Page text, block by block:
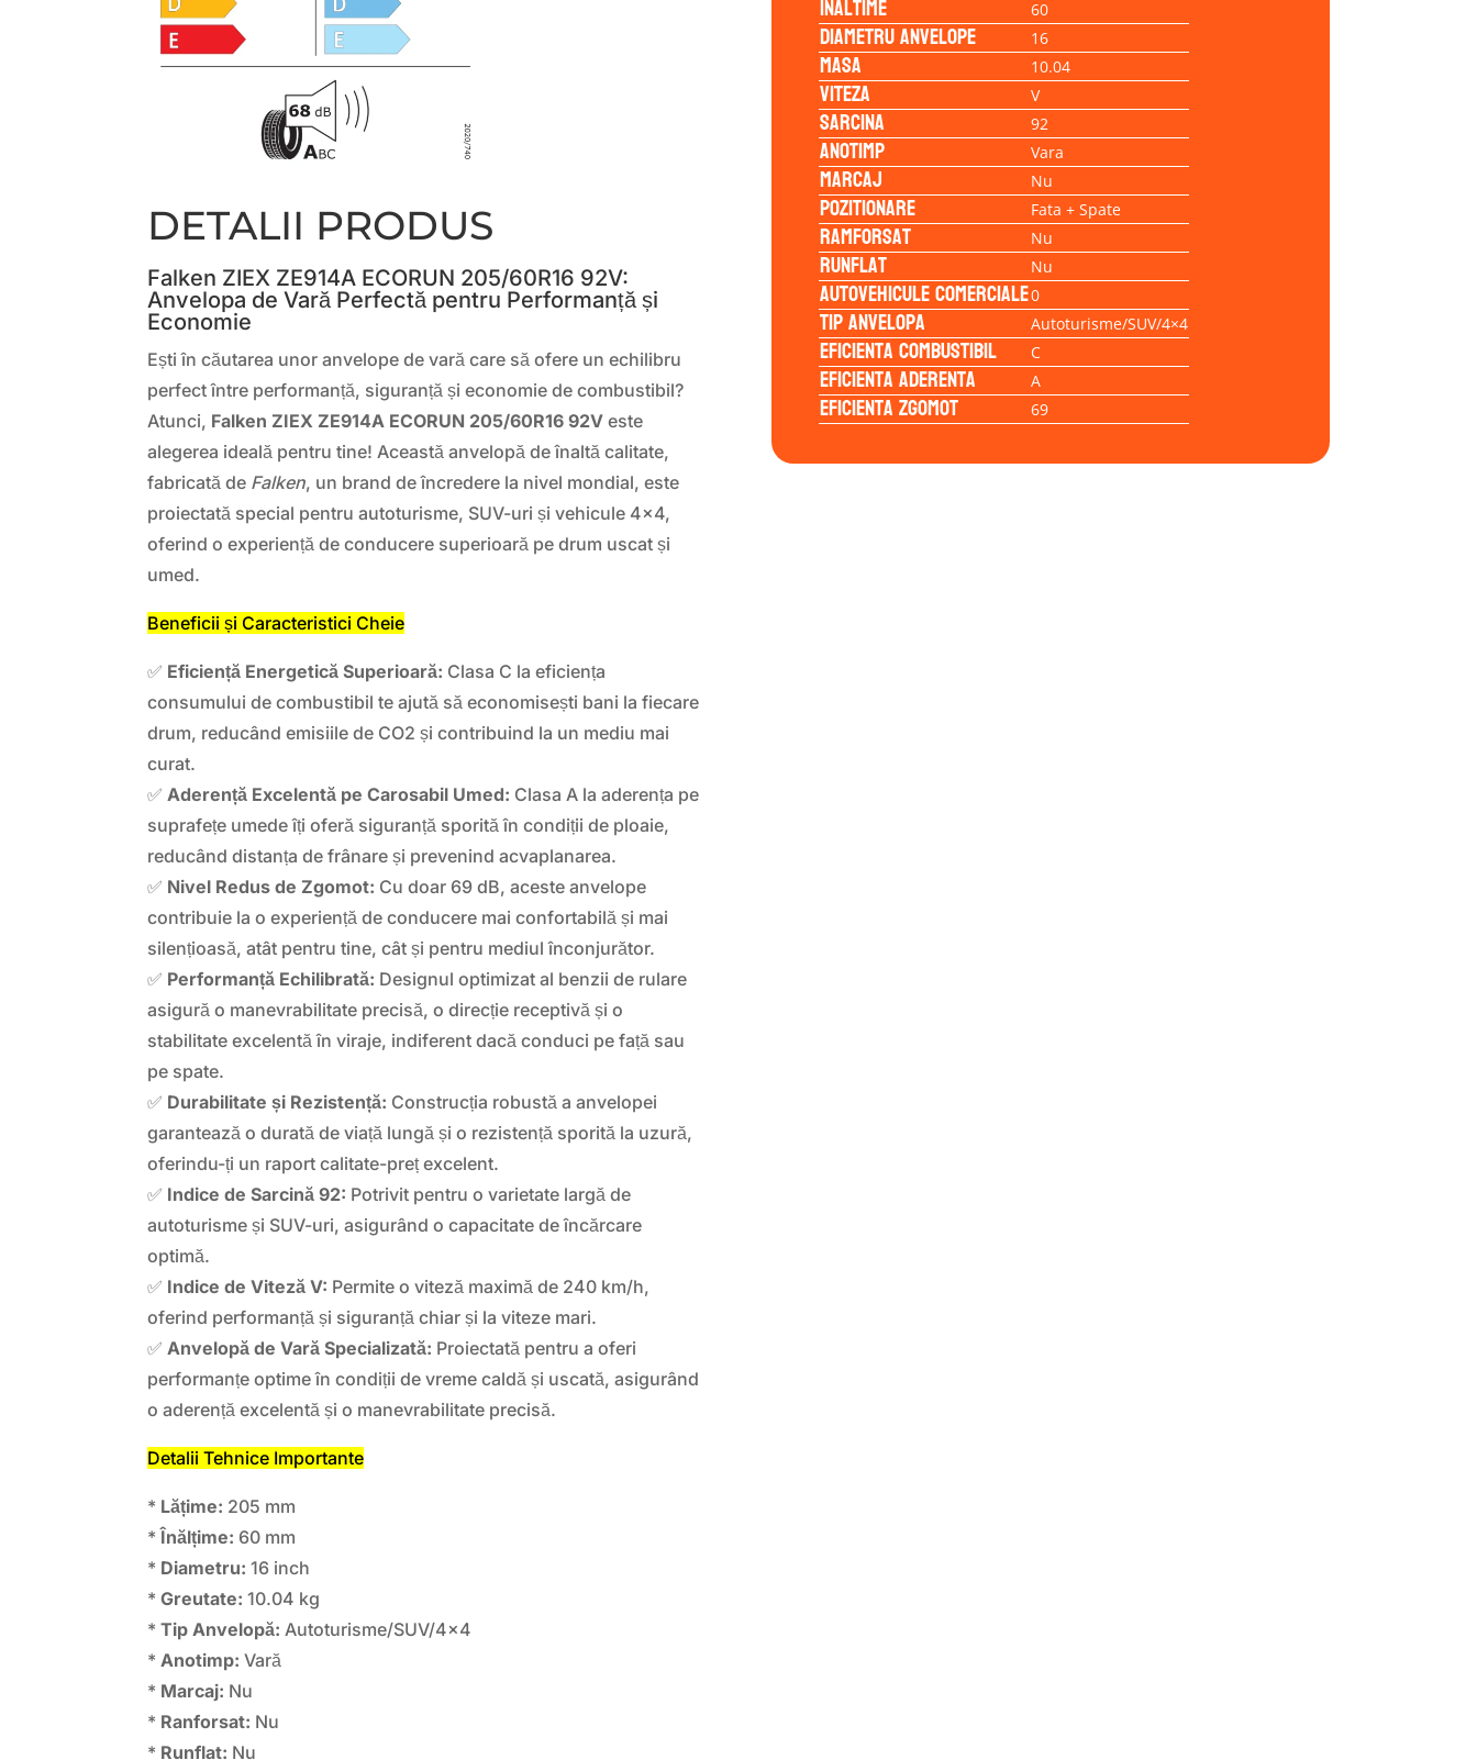
DETALII PRODUS
Falken ZIEX ZE914A ECORUN 205/60R16 92V:
Anvelopa de Vară Perfectă pentru Performanță și
Economie
Ești în căutarea unor anvelope de vară care să ofere un echilibru
perfect între performanță, siguranță și economie de combustibil?
Atunci, Falken ZIEX ZE914A ECORUN 205/60R16 92V este
alegerea ideală pentru tine! Această anvelopă de înaltă calitate,
fabricată de Falken, un brand de încredere la nivel mondial, este
proiectată special pentru autoturisme, SUV-uri și vehicule 4×4,
oferind o experiență de conducere superioară pe drum uscat și
umed.
Beneficii și Caracteristici Cheie
✅ Eficiență Energetică Superioară: Clasa C la eficiența
consumului de combustibil te ajută să economisești bani la fiecare
drum, reducând emisiile de CO2 și contribuind la un mediu mai
curat.
✅Aderență Excelentă pe Carosabil Umed: Clasa A la aderența pe
suprafețe umede îți oferă siguranță sporită în condiții de ploaie,
reducând distanța de frânare și prevenind acvaplanarea.
✅ Nivel Redus de Zgomot: Cu doar 69 dB, aceste anvelope
contribuie la o experiență de conducere mai confortabilă și mai
silențioasă, atât pentru tine, cât și pentru mediul înconjurător.
✅ Performanță Echilibrată: Designul optimizat al benzii de rulare
asigură o manevrabilitate precisă, o direcție receptivă și o
stabilitate excelentă în viraje, indiferent dacă conduci pe față sau
pe spate.
✅ Durabilitate și Rezistență: Construcția robustă a anvelopei
garantează o durată de viață lungă și o rezistență sporită la uzură,
oferindu-ți un raport calitate-preț excelent.
✅ Indice de Sarcină 92: Potrivit pentru o varietate largă de
autoturisme și SUV-uri, asigurând o capacitate de încărcare
optimă.
✅ Indice de Viteză V: Permite o viteză maximă de 240 km/h,
oferind performanță și siguranță chiar și la viteze mari.
✅Anvelopă de Vară Specializată: Proiectată pentru a oferi
performanțe optime în condiții de vreme caldă și uscată, asigurând
o aderență excelentă și o manevrabilitate precisă.
Detalii Tehnice Importante
* Lățime: 205 mm
* Înălțime: 60 mm
* Diametru: 16 inch
*Greutate: 10.04 kg
*Tip Anvelopă: Autoturisme/SUV/4×4
*Anotimp: Vară
* Marcaj: Nu
* Ranforsat: Nu
* Runflat: Nu
Inaltime 60
Diametru anvelope 16
Masa 10.04
Viteza V
Sarcina 92
Anotimp Vara
Marcaj Nu
Pozitionare Fata + Spate
Ramforsat Nu
Runflat Nu
Autovehicule comerciale0
Tip anvelopa Autoturisme/SUV/4×4
Eficienta Combustibil C
Eficienta Aderenta A
Eficienta Zgomot 69